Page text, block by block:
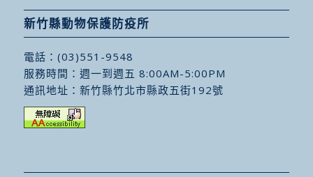
新竹縣動物保護防疫所
電話： (03)551-9548
服務時間：週一到週五 8:00AM-5:00PM
通訊地址： 新竹縣竹北市縣政五街192號